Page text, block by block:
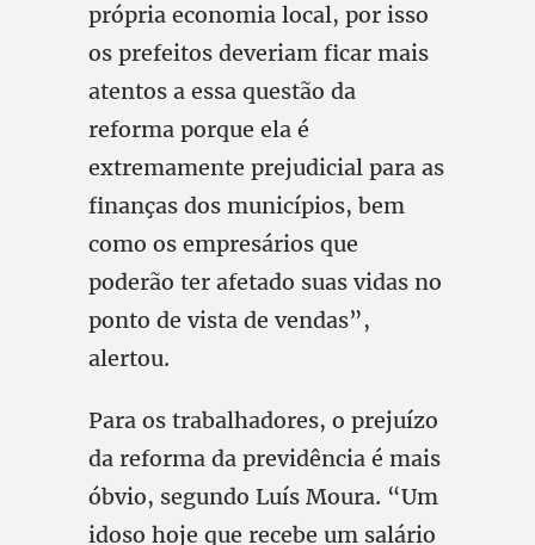
própria economia local, por isso
os prefeitos deveriam ficar mais
atentos a essa questão da
reforma porque ela é
extremamente prejudicial para as
finanças dos municípios, bem
como os empresários que
poderão ter afetado suas vidas no
ponto de vista de vendas”,
alertou.
Para os trabalhadores, o prejuízo
da reforma da previdência é mais
óbvio, segundo Luís Moura. “Um
idoso hoje que recebe um salário